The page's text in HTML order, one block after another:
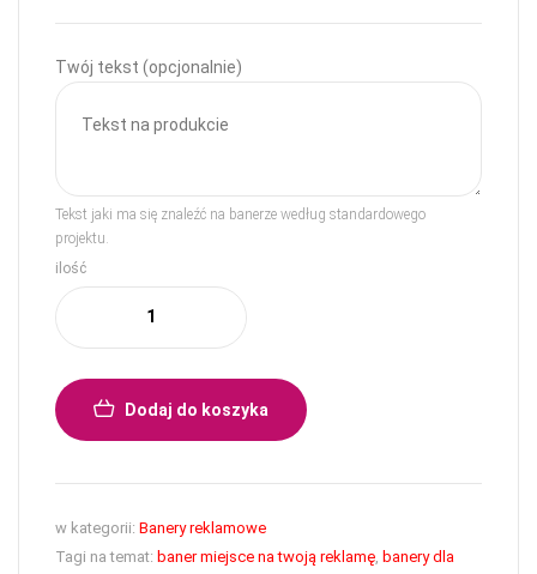
Twój tekst (opcjonalnie)
Tekst jaki ma się znaleźć na banerze według standardowego
projektu.
ilość
Dodaj do koszyka
w kategorii: Banery reklamowe
Tagi na temat: baner miejsce na twoją reklamę banery dla